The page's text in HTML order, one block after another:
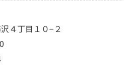
４丁目１０−２